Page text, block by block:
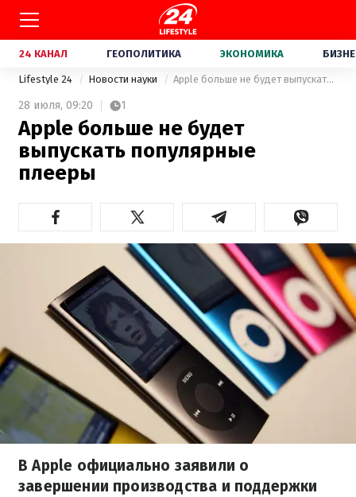
24 КАНАЛ ГЕОПОЛИТИКА ЭКОНОМИКА
Lifestyle 24 Новости науки Apple больше не будет выпускать популярные плееры
28 июля, 09:20 1
Apple больше не будет
выпускать популярные
плееры
В Apple официально заявили о
завершении производства и поддержки